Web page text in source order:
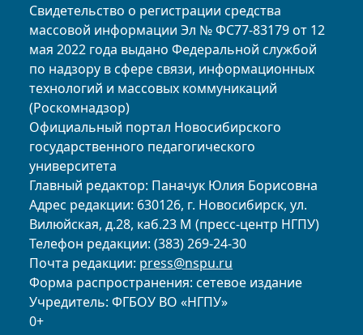
Свидетельство о регистрации средства
массовой информации Эл № ФС77-83179 от 12
мая 2022 года выдано Федеральной службой
по надзору в сфере связи, информационных
технологий и массовых коммуникаций
(Роскомнадзор)
Официальный портал Новосибирского
государственного педагогического
университета
Главный редактор: Паначук Юлия Борисовна
Адрес редакции: 630126, г. Новосибирск, ул.
Вилюйская, д.28, каб.23 М (пресс-центр НГПУ)
Телефон редакции: (383) 269-24-30
Почта редакции: press@nspu.ru
Форма распространения: сетевое издание
Учредитель: ФГБОУ ВО «НГПУ»
0+